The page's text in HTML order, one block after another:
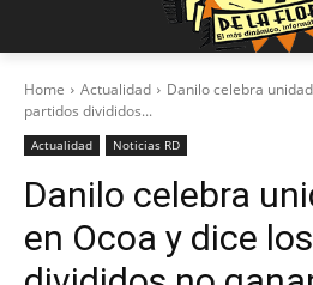
Home Actualidad
Danilo celebra
partidos divididos...
Actualidad Noticias RD
Danilo celebra
en Ocoa y dice